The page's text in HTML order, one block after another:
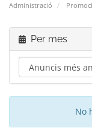
Administració
Per mes
No